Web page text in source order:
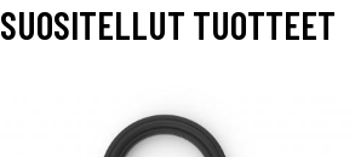
SUOSITELLUT TUOTTEET